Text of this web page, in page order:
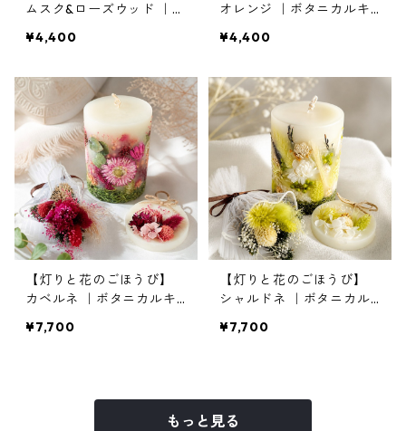
ムスク&ローズウッド ｜ボ
シェ
¥4,400
オレンジ ｜ボタニカルキ
¥4,400
【灯りと花のごほうび】
カベルネ ｜ボタニカルキ
ニブーケ
¥7,700
【灯りと花のごほうび】
シャルドネ ｜ボタニカル
ミニブーケ
¥7,700
もっと見る